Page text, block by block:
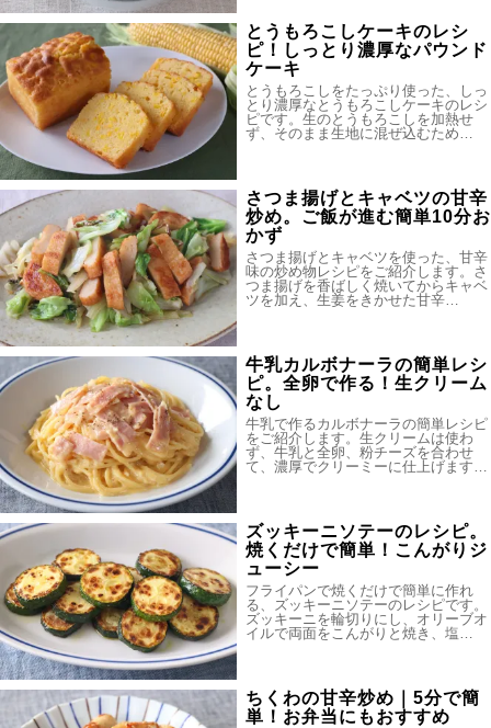
とうもろこしケーキのレシ
ピ！しっとり濃厚なパウンド
ケーキ
とうもろこしをたっぷり使った、しっ
とり濃厚なとうもろこしケーキのレシ
ピです。生のとうもろこしを加熱せ
ず、そのまま生地に混ぜ込むため…
さつま揚げとキャベツの甘辛
炒め。ご飯が進む簡単10分お
かず
さつま揚げとキャベツを使った、甘辛
味の炒め物レシピをご紹介します。さ
つま揚げを香ばしく焼いてからキャベ
ツを加え、生姜をきかせた甘辛…
牛乳カルボナーラの簡単レシ
ピ。全卵で作る！生クリーム
なし
牛乳で作るカルボナーラの簡単レシピ
をご紹介します。生クリームは使わ
ず、牛乳と全卵、粉チーズを合わせ
て、濃厚でクリーミーに仕上げます…
ズッキーニソテーのレシピ。
焼くだけで簡単！こんがりジ
ューシー
フライパンで焼くだけで簡単に作れ
る、ズッキーニソテーのレシピです。
ズッキーニを輪切りにし、オリーブオ
イルで両面をこんがりと焼き、塩…
ちくわの甘辛炒め｜5分で簡
単！お弁当にもおすすめ